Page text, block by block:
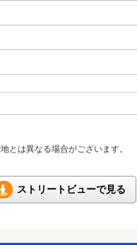
とは異なる場合がございます。
ストリートビューで見る